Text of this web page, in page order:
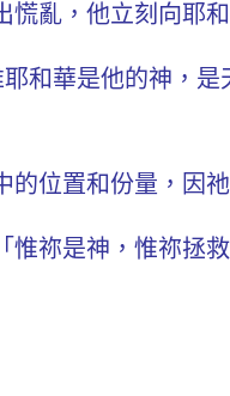
亂，他立刻向耶
和華是他的神，
的位置和份量，因
惟祢是神，惟祢拯